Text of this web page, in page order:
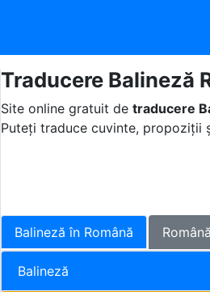
Traducere Balineză
Site online gratuit detraducere
Puteți traduce cuvinte, propoziții
Balineză în Română
Balineză